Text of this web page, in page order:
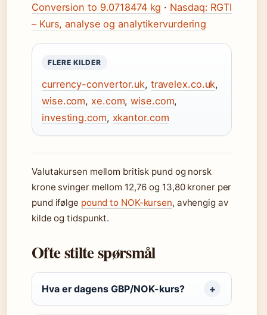
Conversion to 9.0718474 kg · Nasdaq: RGTI
– Kurs, analyse og analytikervurdering
FLERE KILDER
currency-convertor.uk, travelex.co.uk,
wise.com, xe.com,wise.com,
investing.com, xkantor.com
Valutakursen mellom britisk pund og norsk
krone svinger mellom 12,76 og 13,80 kroner per
pund ifølge pound to NOK-kursen, avhengig av
kilde og tidspunkt.
Ofte stilte spørsmål
Hva er dagens GBP/NOK-kurs?